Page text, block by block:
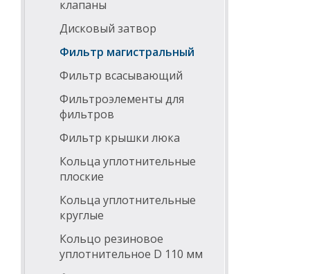
клапаны
Дисковый затвор
Фильтр магистральный
Фильтр всасывающий
Фильтроэлементы для
фильтров
Фильтр крышки люка
Кольца уплотнительные
плоские
Кольца уплотнительные
круглые
Кольцо резиновое
уплотнительное D 110 мм